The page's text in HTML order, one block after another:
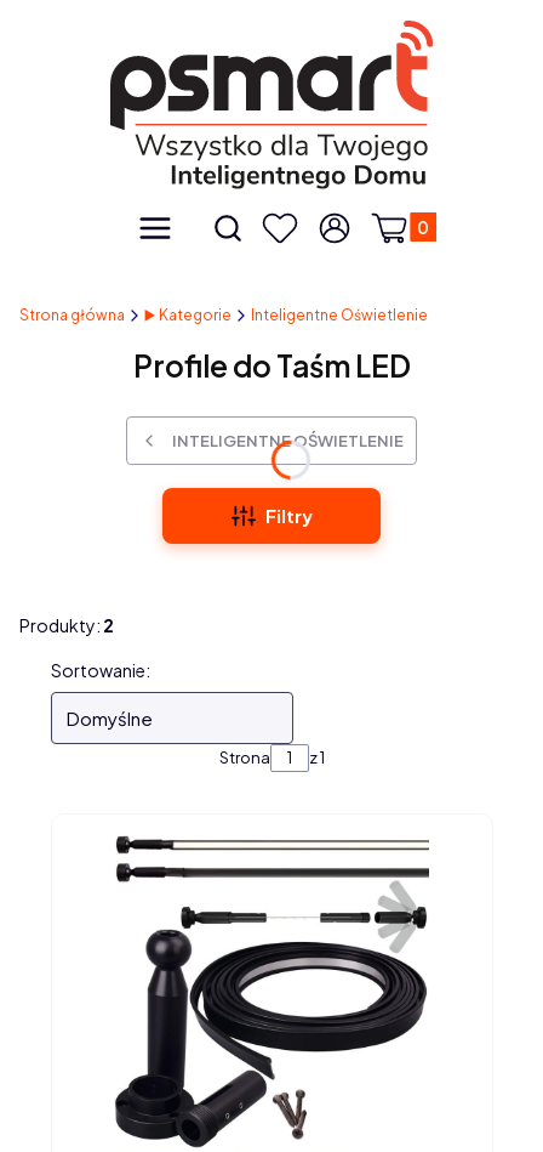
Menu Otwórz wyszukiwarkę
Szukaj UlubioneZaloguj się
Produkty w
Koszyk
Strona główna ▶️ Kategorie Inteligentne Oświetlenie
Profile do Taśm LED
INTELIGENTNE OŚWIETLENIE
Filtry
Produkty: 2
Lista produktów
Sortowanie:
Domyślne
Strona z 1